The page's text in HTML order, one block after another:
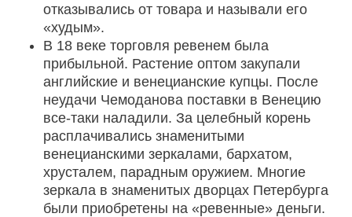
отказывались от товара и называли его
«худым».
В 18 веке торговля ревенем была
прибыльной. Растение оптом закупали
английские и венецианские купцы. После
неудачи Чемоданова поставки в Венецию
все-таки наладили. За целебный корень
расплачивались знаменитыми
венецианскими зеркалами, бархатом,
хрусталем, парадным оружием. Многие
зеркала в знаменитых дворцах Петербурга
были приобретены на «ревенные» деньги.